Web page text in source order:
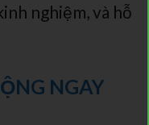
nghiệm, và hỗ
NGAY